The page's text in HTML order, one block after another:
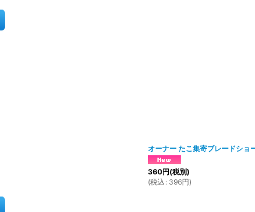
オーナー たこ集寄ブレードショ
360円(税別)
(税込 : 396円)